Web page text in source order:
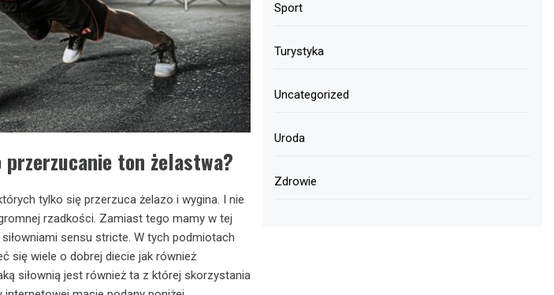
ton żelastwa?
tylko się przerzuca żelazo i wygina. I nie
rzadkości. Zamiast tego mamy w tej
sensu stricte. W tych podmiotach
się wiele o dobrej diecie jak również
siłownią jest również ta z której skorzystania
Sport
Turystyka
Uncategorized
Uroda
Zdrowie